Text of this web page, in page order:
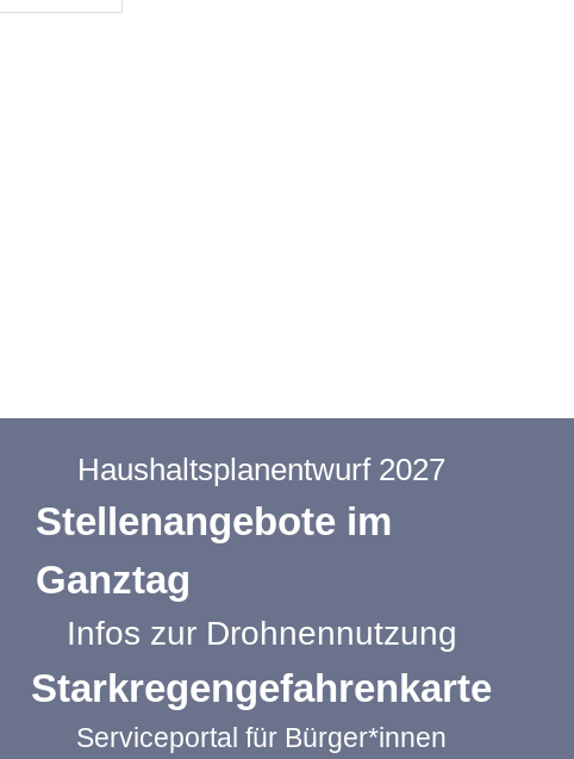
Haushaltsplanentwurf 2027
Stellenangebote im
Ganztag
Infos zur Drohnennutzung
Starkregengefahrenkarte
Serviceportal für Bürger*innen